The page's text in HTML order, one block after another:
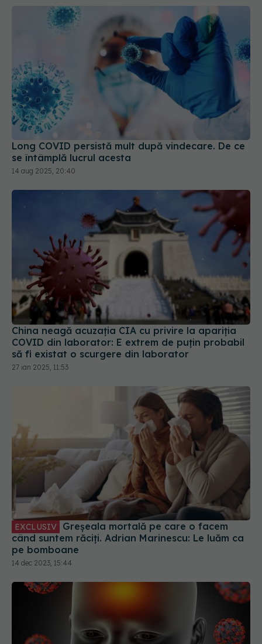
Long COVID persistă mult după vindecare. De ce
se întâmplă lucrul acesta
14 aug 2025, 20:40
China neagă acuzația CIA cu privire la apariția
COVID din laborator: E extrem de puţin probabil
să fi existat o scurgere din laborator
27 ian 2025, 11:53
EXCLUSIV
când suntem răciți. Adrian Marinescu: Le luăm ca
pe bomboane
14 dec 2023, 15:44